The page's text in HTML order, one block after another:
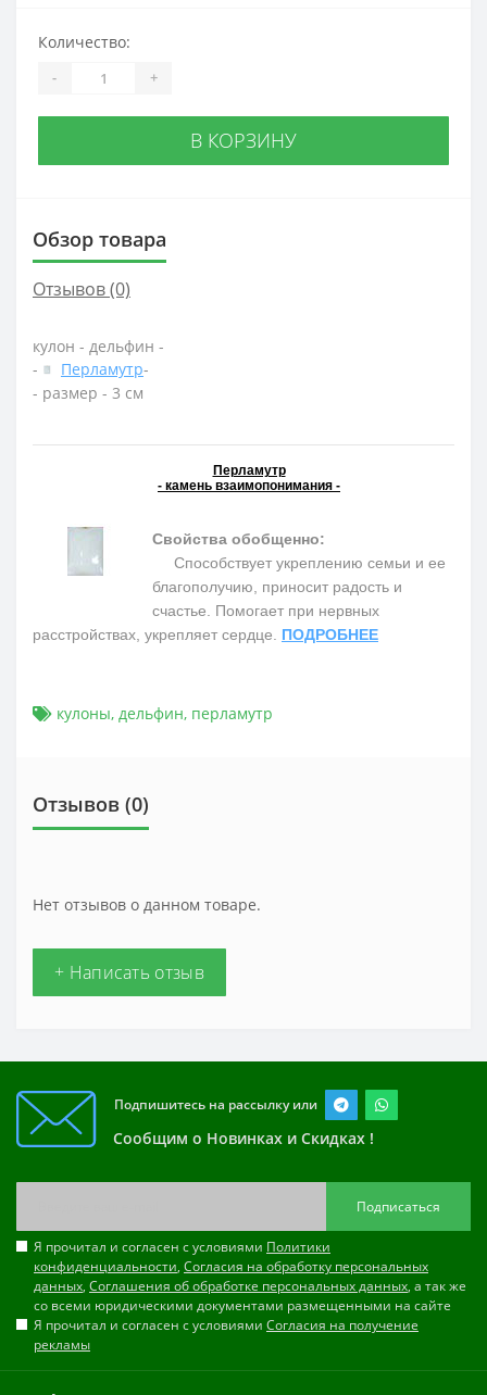
Количество:
- +
В КОРЗИНУ
Обзор товара
Отзывов (0)
кулон - дельфин -
-
Перламутр-
- размер - 3 см
Перламутр
- камень взаимопонимания -
Свойства обобщенно:
Способствует укреплению семьи и ее
благополучию, приносит радость и
счастье. Помогает при нервных
расстройствах, укрепляет сердце. ПОДРОБНЕЕ
кулоны, дельфин, перламутр
Отзывов (0)
Нет отзывов о данном товаре.
+ Написать отзыв
Подпишитесь на рассылку или
Сообщим о Новинках и Скидках !
Подписаться
Я прочитал и согласен с условиями Политики
конфиденциальности, Согласия на обработку персональных
данных, Соглашения об обработке персональных данных, а так же
со всеми юридическими документами размещенными на сайте
Я прочитал и согласен с условиями Согласия на получение
рекламы